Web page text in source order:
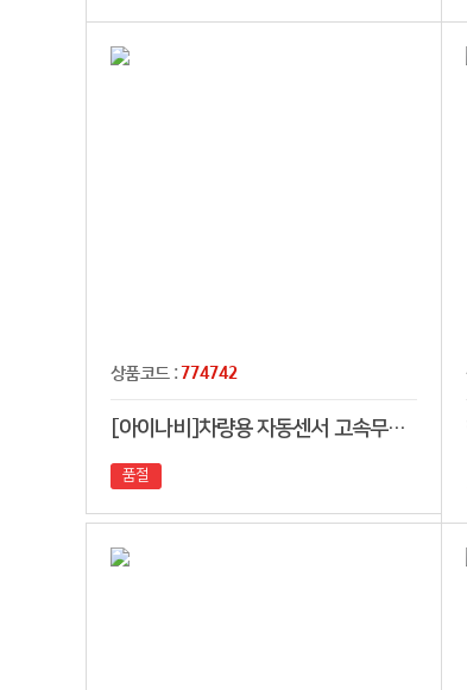
상품코드 :774742
[아이나비]차량용 자동센서 고속무선충전거치대 ISH-A03V
품절